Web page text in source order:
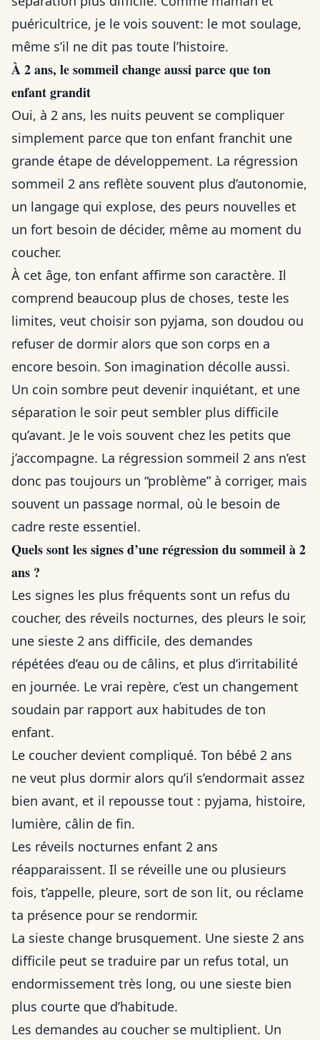
puéricultrice, je le vois souvent: le mot soulage,
même s’il ne dit pas toute l’histoire.
À 2 ans, le sommeil change aussi parce que ton
enfant grandit
Oui, à 2 ans, les nuits peuvent se compliquer
simplement parce que ton enfant franchit une
grande étape de développement. La régression
sommeil 2 ans reflète souvent plus d’autonomie,
un langage qui explose, des peurs nouvelles et
un fort besoin de décider, même au moment du
coucher.
À cet âge, ton enfant affirme son caractère. Il
comprend beaucoup plus de choses, teste les
limites, veut choisir son pyjama, son doudou ou
refuser de dormir alors que son corps en a
encore besoin. Son imagination décolle aussi.
Un coin sombre peut devenir inquiétant, et une
séparation le soir peut sembler plus difficile
qu’avant. Je le vois souvent chez les petits que
j’accompagne. La régression sommeil 2 ans n’est
donc pas toujours un “problème” à corriger, mais
souvent un passage normal, où le besoin de
cadre reste essentiel.
Quels sont les signes d’une régression du sommeil à 2
ans ?
Les signes les plus fréquents sont un refus du
coucher, des réveils nocturnes, des pleurs le soir,
une sieste 2 ans difficile, des demandes
répétées d’eau ou de câlins, et plus d’irritabilité
en journée. Le vrai repère, c’est un changement
soudain par rapport aux habitudes de ton
enfant.
Le coucher devient compliqué. Ton bébé 2 ans
ne veut plus dormir alors qu’il s’endormait assez
bien avant, et il repousse tout : pyjama, histoire,
lumière, câlin de fin.
Les réveils nocturnes enfant 2 ans
réapparaissent. Il se réveille une ou plusieurs
fois, t’appelle, pleure, sort de son lit, ou réclame
ta présence pour se rendormir.
La sieste change brusquement. Une sieste 2 ans
difficile peut se traduire par un refus total, un
endormissement très long, ou une sieste bien
plus courte que d’habitude.
Les demandes au coucher se multiplient. Un